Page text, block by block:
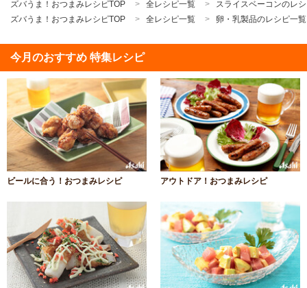
ズバうま！おつまみレシピTOP 全レシピ一覧
スライスベーコンのレ
ズバうま！おつまみレシピTOP
全レシピ一覧 卵・乳製品のレシピ一覧
今月のおすすめ 特集レシピ
ビールに合う！おつまみレシピ アウトドア！おつまみレシピ